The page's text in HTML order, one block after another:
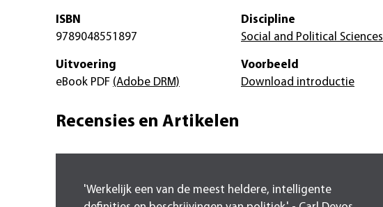
ISBN
9789048551897
Uitvoering
eBook PDF (Adobe DRM)
Discipline
Social and Political Sciences
Voorbeeld
Download introductie
Recensies en Artikelen
'Werkelijk een van de meest heldere, intelligente